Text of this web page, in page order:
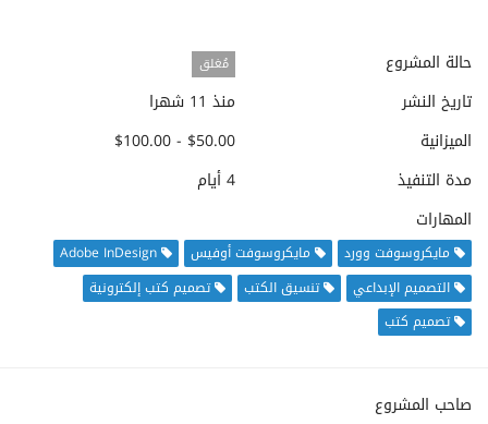
حالة المشروع مُغلق
تاريخ النشر
منذ 11 شهرا
الميزانية
$50.00 - $100.00
مدة التنفيذ
4 أيام
المهارات
مايكروسوفت وورد مايكروسوفت أوفيس
Adobe InDesign
التصميم الإبداعي
تنسيق الكتب
تصميم كتب إلكترونية
تصميم كتب
صاحب المشروع